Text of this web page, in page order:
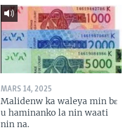
MARS 14, 2025
Malidenw ka waleya min bɛ
u haminanko la nin waati
nin na.